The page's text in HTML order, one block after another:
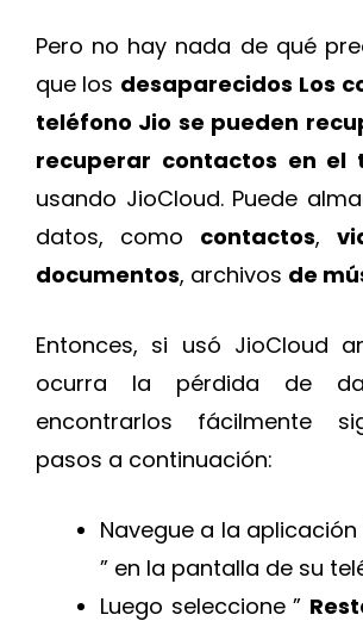
Pero no hay nada de qué
que los desaparecidos Los
teléfono Jio se pueden
recuperar contactos en el
usando JioCloud. Puede
datos, como contactos,
documentos, archivos de
Entonces, si usó JioCloud
ocurra la pérdida de
encontrarlos fácilmente
pasos a continuación:
Navegue a la aplicación
” en la pantalla de su
Luego seleccione ”